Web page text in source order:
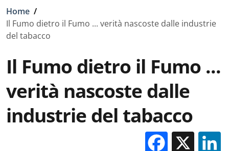
Briciole di pane
Home /
Il Fumo dietro il Fumo ... verità nascoste dalle industrie
del tabacco
Il Fumo dietro il Fumo ...
verità nascoste dalle
industrie del tabacco
X